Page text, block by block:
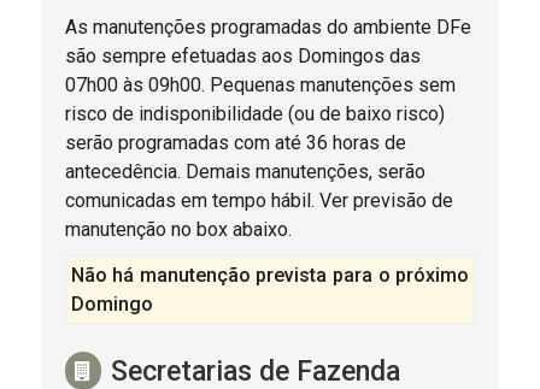
As manutenções programadas do ambiente DFe
são sempre efetuadas aos Domingos das
07h00 às 09h00. Pequenas manutenções sem
risco de indisponibilidade (ou de baixo risco)
serão programadas com até 36 horas de
antecedência. Demais manutenções, serão
comunicadas em tempo hábil. Ver previsão de
manutenção no box abaixo.
Não há manutenção prevista para o próximo
Domingo
Secretarias de Fazenda